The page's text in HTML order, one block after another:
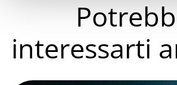
interessarti